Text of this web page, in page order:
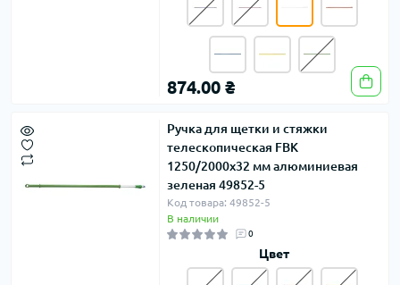
874.00 ₴
Ручка для щетки и стяжки
телескопическая FBK
1250/2000х32 мм алюминиевая
зеленая 49852-5
Код товара: 49852-5
В наличии
0
Цвет